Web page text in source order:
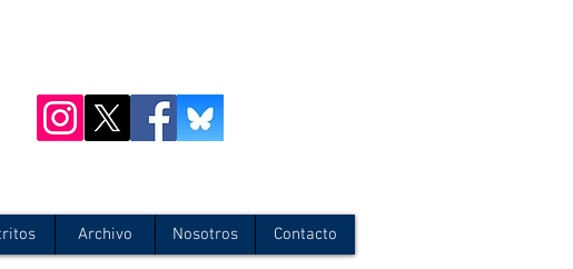
Archivo Nosotros Contacto